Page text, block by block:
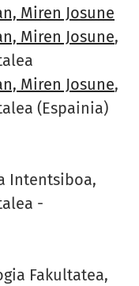
Miren Josune
Miren Josune,
Miren Josune,
(Espainia)
Intentsiboa,
-
Fakultatea,